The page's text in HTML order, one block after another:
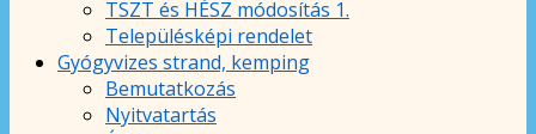
TSZT és HÉSZ módosítás 1.
Településképi rendelet
Gyógyvizes strand, kemping
Bemutatkozás
Nyitvatartás